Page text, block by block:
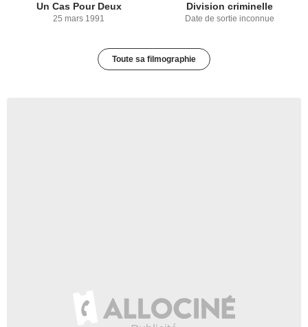
Un Cas Pour Deux
25 mars 1991
Division criminelle
Date de sortie inconnue
Toute sa filmographie